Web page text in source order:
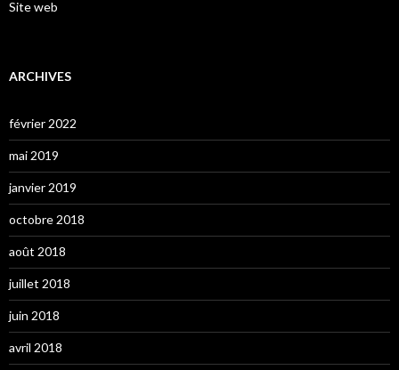
Site web
ARCHIVES
février 2022
mai 2019
janvier 2019
octobre 2018
août 2018
juillet 2018
juin 2018
avril 2018